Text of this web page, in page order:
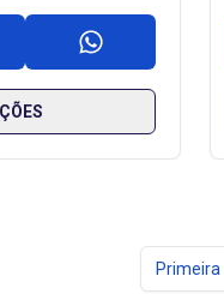
Primeira